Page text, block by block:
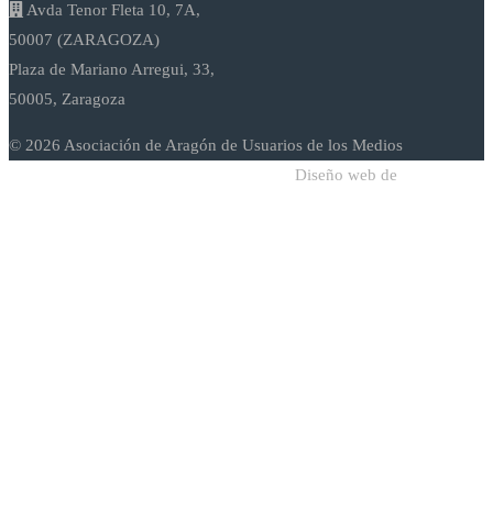
Avda Tenor Fleta 10, 7A,
50007 (ZARAGOZA)
Plaza de Mariano Arregui, 33,
50005, Zaragoza
© 2026 Asociación de Aragón de Usuarios de los Medios
Diseño web de